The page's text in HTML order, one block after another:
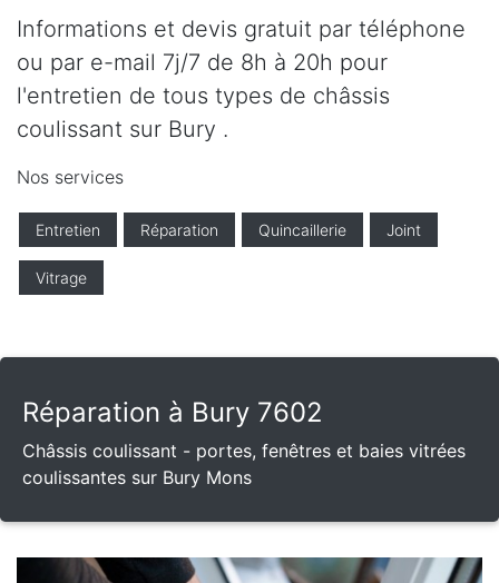
Informations et devis gratuit par téléphone
ou par e-mail 7j/7 de 8h à 20h pour
l'entretien de tous types de châssis
coulissant sur Bury .
Nos services
Entretien Réparation Quincaillerie Joint
Vitrage
Réparation à Bury 7602
Châssis coulissant - portes, fenêtres et baies vitrées
coulissantes sur Bury Mons